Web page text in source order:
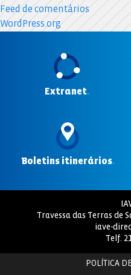
Feed de comentários
WordPress.org
Extranet.
Boletins itinerários.
Travessa das Terras de
iave-
Telf.
POLÍTICA